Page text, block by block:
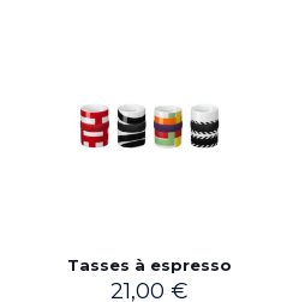
Tasses à espresso
21,00€